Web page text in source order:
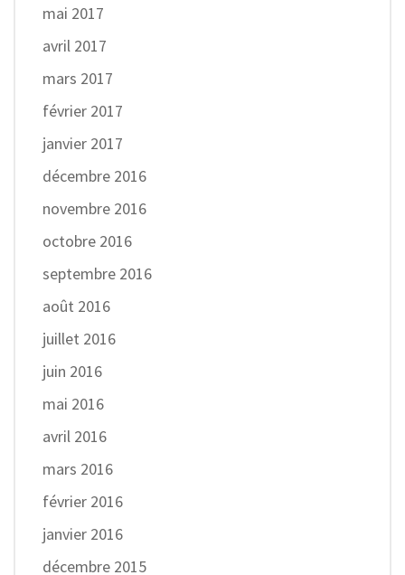
mai 2017
avril 2017
mars 2017
février 2017
janvier 2017
décembre 2016
novembre 2016
octobre 2016
septembre 2016
août 2016
juillet 2016
juin 2016
mai 2016
avril 2016
mars 2016
février 2016
janvier 2016
décembre 2015